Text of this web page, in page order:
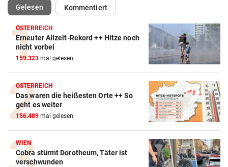
Gelesen(ausgewählt)Kommentiert
ÖSTERREICH
Erneuter Allzeit-Rekord ++ Hitze noch
nicht vorbei
159.323 mal gelesen
ÖSTERREICH
Das waren die heißesten Orte ++ So
geht es weiter
156.409 mal gelesen
WIEN
Cobra stürmt Dorotheum, Täter ist
verschwunden